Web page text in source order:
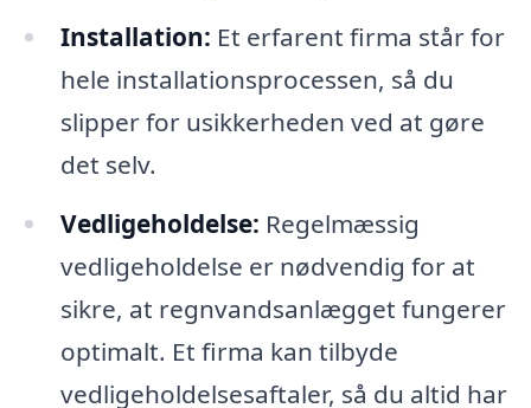
Installation: Et erfarent firma står for
hele installationsprocessen, så du
slipper for usikkerheden ved at gøre
det selv.
Vedligeholdelse: Regelmæssig
vedligeholdelse er nødvendig for at
sikre, at regnvandsanlægget fungerer
optimalt. Et firma kan tilbyde
vedligeholdelsesaftaler, så du altid har